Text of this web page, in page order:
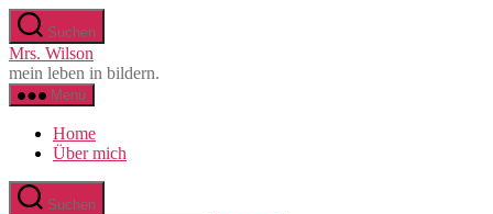
Zum
Inhalt
springen
Suchen
Mrs. Wilson
mein leben in bildern.
Menü
Home
Über mich
Suchen